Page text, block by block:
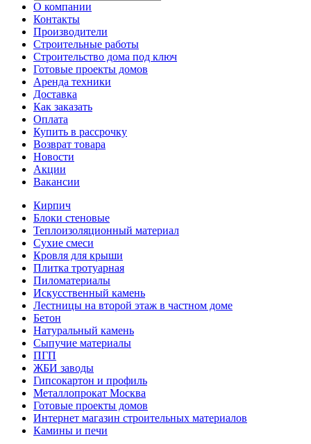
О компании
Контакты
Производители
Строительные работы
Строительство дома под ключ
Готовые проекты домов
Аренда техники
Доставка
Как заказать
Оплата
Купить в рассрочку
Возврат товара
Новости
Акции
Вакансии
Кирпич
Блоки стеновые
Теплоизоляционный материал
Сухие смеси
Кровля для крыши
Плитка тротуарная
Пиломатериалы
Искусственный камень
Лестницы на второй этаж в частном доме
Бетон
Натуральный камень
Сыпучие материалы
ПГП
ЖБИ заводы
Гипсокартон и профиль
Металлопрокат Москва
Готовые проекты домов
Интернет магазин строительных материалов
Камины и печи